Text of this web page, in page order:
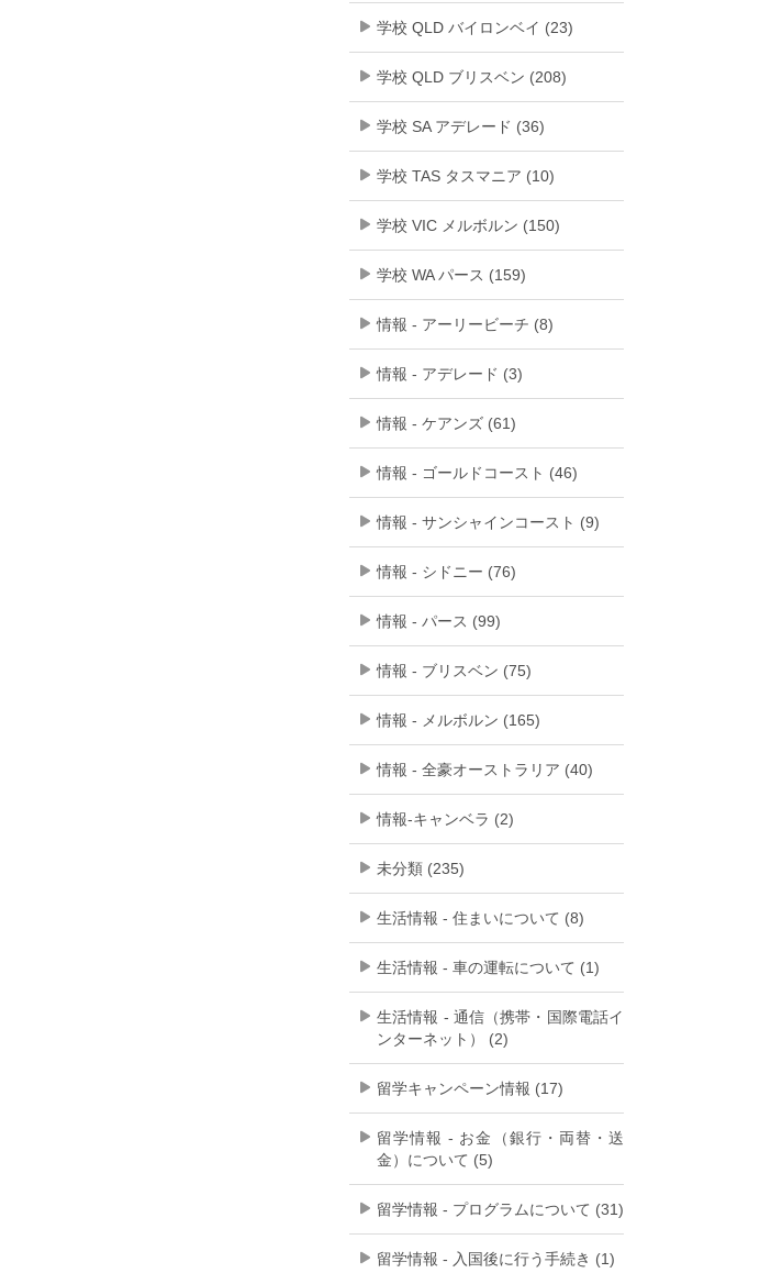
学校 QLD バイロンベイ (23)
学校 QLD ブリスベン (208)
学校 SA アデレード (36)
学校 TAS タスマニア (10)
学校 VIC メルボルン (150)
学校 WA パース (159)
情報 - アーリービーチ (8)
情報 - アデレード (3)
情報 - ケアンズ (61)
情報 - ゴールドコースト (46)
情報 - サンシャインコースト (9)
情報 - シドニー (76)
情報 - パース (99)
情報 - ブリスベン (75)
情報 - メルボルン (165)
情報 - 全豪オーストラリア (40)
情報-キャンベラ (2)
未分類 (235)
生活情報 - 住まいについて (8)
生活情報 - 車の運転について (1)
生活情報 - 通信（携帯・国際電話イ
ンターネット） (2)
留学キャンペーン情報 (17)
留学情報 - お金（銀行・両替・送
金）について (5)
留学情報 - プログラムについて (31)
留学情報 - 入国後に行う手続き (1)